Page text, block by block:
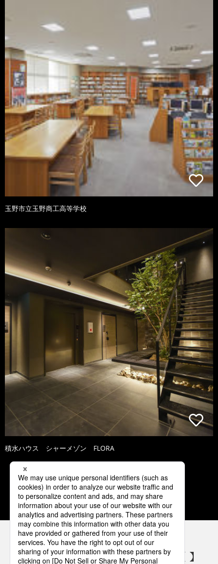
玉野市立玉野商工高等学校
積水ハウス シャーメゾン FLORA
1 2 3 4 5
パナソニックの電気設備 SNSアカウント